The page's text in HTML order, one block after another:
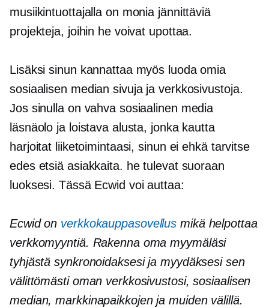
musiikintuottajalla on monia jännittäviä
projekteja, joihin he voivat upottaa.
Lisäksi sinun kannattaa myös luoda omia
sosiaalisen median sivuja ja verkkosivustoja.
Jos sinulla on vahva sosiaalinen media
läsnäolo ja loistava alusta, jonka kautta
harjoitat liiketoimintaasi, sinun ei ehkä tarvitse
edes etsiä asiakkaita. he tulevat suoraan
luoksesi. Tässä Ecwid voi auttaa:
Ecwid on verkkokauppasovellus mikä helpottaa
verkkomyyntiä. Rakenna oma myymäläsi
tyhjästä synkronoidaksesi ja myydäksesi sen
välittömästi oman verkkosivustosi, sosiaalisen
median, markkinapaikkojen ja muiden välillä.